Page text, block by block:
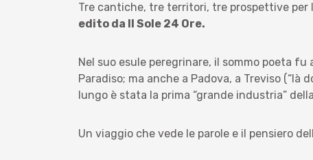
Tre cantiche, tre territori, tre prospettive per
edito da Il Sole 24 Ore.
Nel suo esule peregrinare, il sommo poeta
Paradiso; ma anche a Padova, a Treviso (“là
lungo è stata la prima “grande industria”
Un viaggio che vede le parole e il pensiero